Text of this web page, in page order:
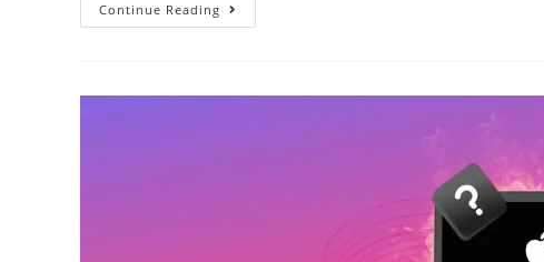
Continue Reading